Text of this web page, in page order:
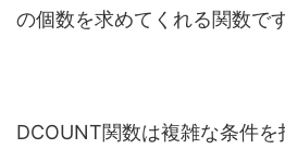
の個数を求めてくれる関数です
DCOUNT関数は複雑な条件を